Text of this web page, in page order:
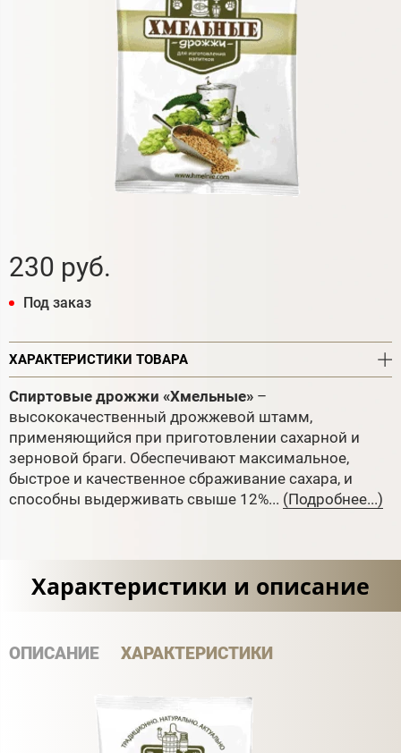
230 руб.
Под заказ
ХАРАКТЕРИСТИКИ ТОВАРА
Спиртовые дрожжи «Хмельные» –
высококачественный дрожжевой штамм,
применяющийся при приготовлении сахарной и
зерновой браги. Обеспечивают максимальное,
быстрое и качественное сбраживание сахара, и
способны выдерживать свыше 12%... (Подробнее...)
Характеристики и описание
ОПИСАНИЕ ХАРАКТЕРИСТИКИ